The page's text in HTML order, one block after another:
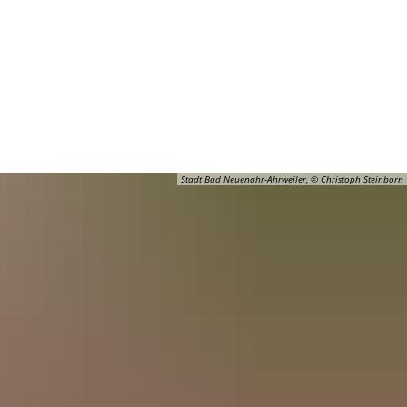
Stadt Bad Neuenahr-Ahrweiler, © Christoph Steinborn